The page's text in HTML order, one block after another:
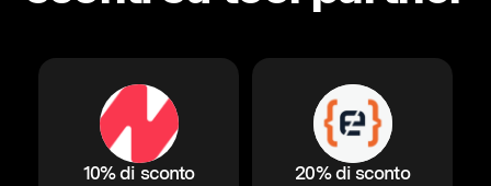
10% di sconto 20% di sconto